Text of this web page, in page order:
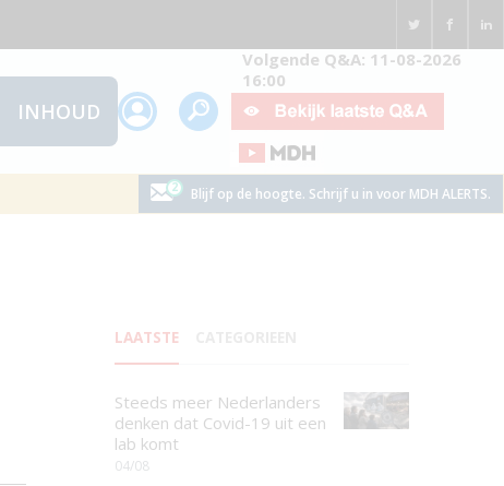
INHOUD
Volgende Q&A: 11-08-2026
16:00
Blijf op de hoogte. Schrijf u in voor MDH ALERTS.
LAATSTE
Steeds meer Nederlanders
denken dat Covid-19 uit een
lab komt
04/08